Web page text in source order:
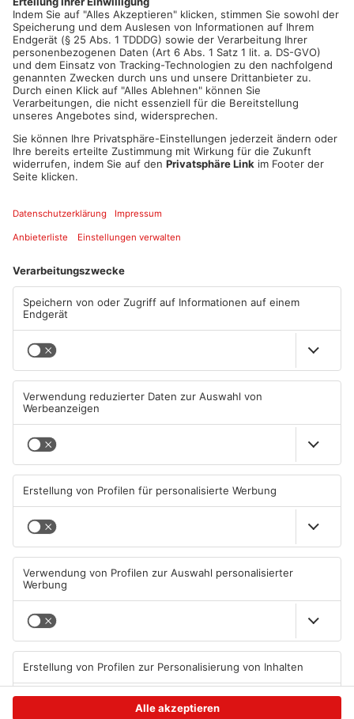
LANGENSELBOLD. Einen Schaden in Höhe von 20.000 Euro hat
ein Mann gestern Nachmittag in einer Langenselbolder
Bankfiliale verursacht. Der Täter hat hierbei insgesamt elf
Scheiben eingeschlagen – dabei soll er zudem mit NS-Parolen
artikuliert haben. Gegen 15 Uhr hat ein 36 Jahre alter Mann die
Bankfiliale betreten, um am Automaten gewöhnlicherweise
Geld abzuheben. Scheinbar hat er sich darüber so sehr
geärgert, dass er die Fensterscheiben der Bankfiliale mit
Steinen beworfen hat. Verletzt wurde bei dem Ausraster
niemand. Der 36-Jährige muss sich jetzt wegen
Sachbeschädigung, Volksverhetzung und der Verwendung von
Kennzeichen verfassungswidriger Organisationen
Artikel teilen